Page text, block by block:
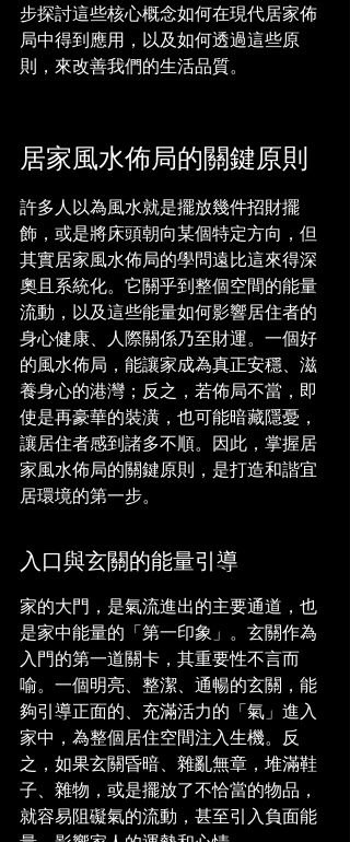
步探討這些核心概念如何在現代居家佈
局中得到應用，以及如何透過這些原
則，來改善我們的生活品質。
居家風水佈局的關鍵原則
許多人以為風水就是擺放幾件招財擺
飾，或是將床頭朝向某個特定方向，但
其實居家風水佈局的學問遠比這來得深
奧且系統化。它關乎到整個空間的能量
流動，以及這些能量如何影響居住者的
身心健康、人際關係乃至財運。一個好
的風水佈局，能讓家成為真正安穩、滋
養身心的港灣；反之，若佈局不當，即
使是再豪華的裝潢，也可能暗藏隱憂，
讓居住者感到諸多不順。因此，掌握居
家風水佈局的關鍵原則，是打造和諧宜
居環境的第一步。
入口與玄關的能量引導
家的大門，是氣流進出的主要通道，也
是家中能量的「第一印象」。玄關作為
入門的第一道關卡，其重要性不言而
喻。一個明亮、整潔、通暢的玄關，能
夠引導正面的、充滿活力的「氣」進入
家中，為整個居住空間注入生機。反
之，如果玄關昏暗、雜亂無章，堆滿鞋
子、雜物，或是擺放了不恰當的物品，
就容易阻礙氣的流動，甚至引入負面能